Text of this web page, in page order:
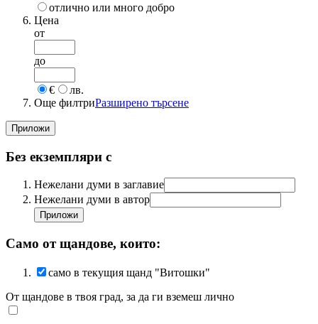
отлично или много добро
Цена
от
до
€
лв.
Още филтриРазширено търсене
Без екземпляри с
Нежелани думи в заглавие
Нежелани думи в автор
Само от щандове, които:
само в текущия щанд "Витошки"
От щандове в твоя град, за да ги вземеш лично